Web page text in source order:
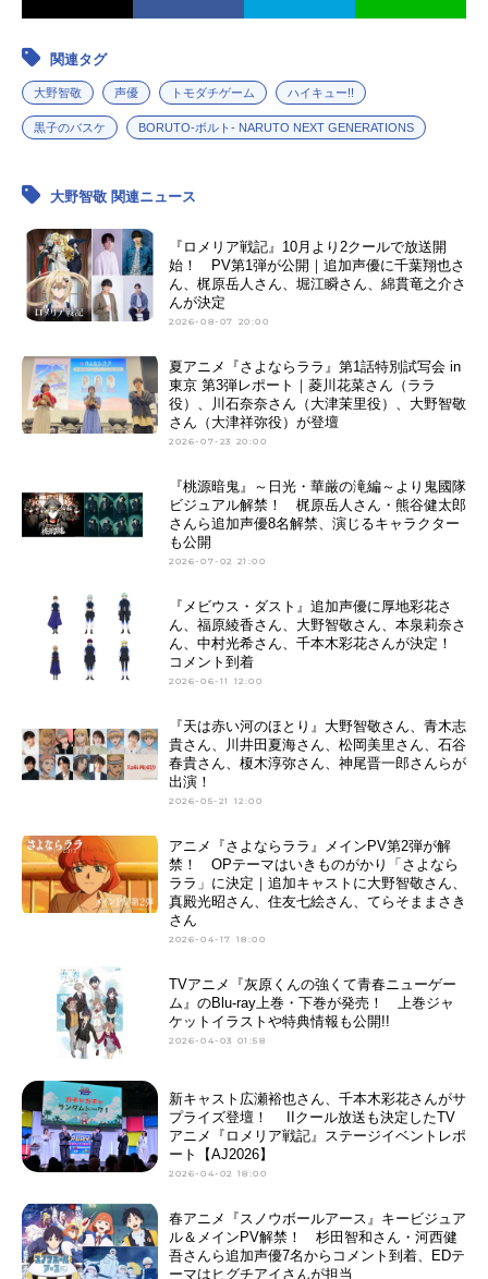
関連タグ
大野智敬 声優 トモダチゲーム ハイキュー!!
黒子のバスケ BORUTO-ボルト- NARUTO NEXT GENERATIONS
大野智敬 関連ニュース
『ロメリア戦記』10月より2クールで放送開
始！ PV第1弾が公開｜追加声優に千葉翔也さ
ん、梶原岳人さん、堀江瞬さん、綿貫竜之介さ
んが決定
2026-08-07 20:00
夏アニメ『さよならララ』第1話特別試写会 in
東京 第3弾レポート｜菱川花菜さん（ララ
役）、川石奈奈さん（大津茉里役）、大野智敬
さん（大津祥弥役）が登壇
2026-07-23 20:00
『桃源暗鬼』～日光・華厳の滝編～より鬼國隊
ビジュアル解禁！ 梶原岳人さん・熊谷健太郎
さんら追加声優8名解禁、演じるキャラクター
も公開
2026-07-02 21:00
『メビウス・ダスト』追加声優に厚地彩花さ
ん、福原綾香さん、大野智敬さん、本泉莉奈さ
ん、中村光希さん、千本木彩花さんが決定！
コメント到着
2026-06-11 12:00
『天は⾚い河のほとり』大野智敬さん、青木志
貴さん、川井田夏海さん、松岡美里さん、石谷
春貴さん、榎木淳弥さん、神尾晋一郎さんらが
出演！
2026-05-21 12:00
アニメ『さよならララ』メインPV第2弾が解
禁！ OPテーマはいきものがかり「さよなら
ララ」に決定｜追加キャストに大野智敬さん、
真殿光昭さん、住友七絵さん、てらそままさき
さん
2026-04-17 18:00
TVアニメ『灰原くんの強くて青春ニューゲー
ム』のBlu-ray上巻・下巻が発売！ 上巻ジャ
ケットイラストや特典情報も公開!!
2026-04-03 01:58
新キャスト広瀬裕也さん、千本木彩花さんがサ
プライズ登壇！ IIクール放送も決定したTV
アニメ『ロメリア戦記』ステージイベントレポ
ート【AJ2026】
2026-04-02 18:00
春アニメ『スノウボールアース』キービジュア
ル＆メインPV解禁！ 杉田智和さん・河西健
吾さんら追加声優7名からコメント到着、EDテ
ーマはヒグチアイさんが担当